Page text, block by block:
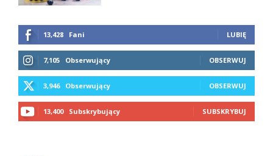
13,428 Fani LUBIĘ
7,105 Obserwujący OBSERWUJ
3,946 Obserwujący OBSERWUJ
13,400 Subskrybujący SUBSKRYBUJ